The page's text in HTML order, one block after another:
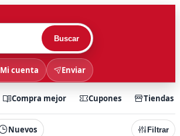
Buscar
Mi cuenta Enviar
Compra mejor Cupones Tiendas
Nuevos Filtrar